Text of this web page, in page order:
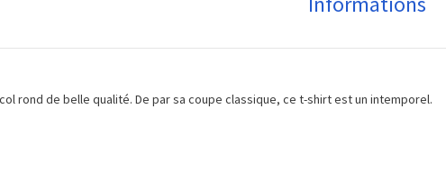
rond de belle qualité. De par sa coupe classique, ce t-shirt est un intemporel.